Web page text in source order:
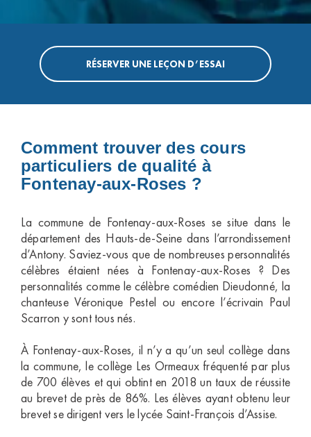
RÉSERVER UNE LEÇON D’ESSAI
Comment trouver des cours
particuliers de qualité à
Fontenay-aux-Roses ?
La commune de Fontenay-aux-Roses se situe dans le
département des Hauts-de-Seine dans l’arrondissement
d’Antony. Saviez-vous que de nombreuses personnalités
célèbres étaient nées à Fontenay-aux-Roses ? Des
personnalités comme le célèbre comédien Dieudonné, la
chanteuse Véronique Pestel ou encore l’écrivain Paul
Scarron y sont tous nés.
À Fontenay-aux-Roses, il n’y a qu’un seul collège dans
la commune, le collège Les Ormeaux fréquenté par plus
de 700 élèves et qui obtint en 2018 un taux de réussite
au brevet de près de 86%. Les élèves ayant obtenu leur
brevet se dirigent vers le lycée Saint-François d’Assise.